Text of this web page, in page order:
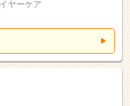
ヤーケア